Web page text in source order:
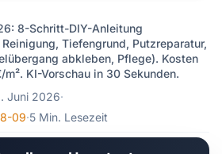
8-Schritt-DIY-Anleitung
Tiefengrund, Putzreparatur,
abkleben, Pflege). Kosten
KI-Vorschau in 30 Sekunden.
Juni 2026·
09·5 Min. Lesezeit